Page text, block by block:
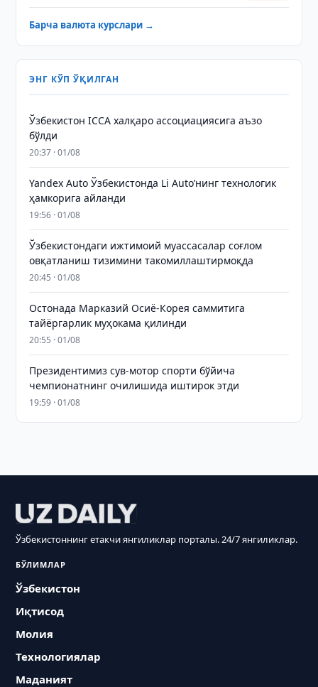
Барча валюта курслари →
ЭНГ КЎП ЎҚИЛГАН
Ўзбекистон ICCA халқаро ассоциациясига аъзо
бўлди
20:37 · 01/08
Yandex Auto Ўзбекистонда Li Auto’нинг технологик
ҳамкорига айланди
19:56 · 01/08
Ўзбекистондаги ижтимоий муассасалар соғлом
овқатланиш тизимини такомиллаштирмоқда
20:45 · 01/08
Остонада Марказий Осиё-Корея саммитига
тайёргарлик муҳокама қилинди
20:55 · 01/08
Президентимиз сув-мотор спорти бўйича
чемпионатнинг очилишида иштирок этди
19:59 · 01/08
Ўзбекистоннинг етакчи янгиликлар порталы. 24/7 янгиликлар.
БЎЛИМЛАР
Ўзбекистон
Иқтисод
Молия
Технологиялар
Маданият